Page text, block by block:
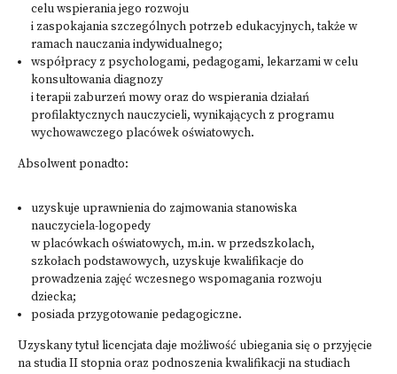
celu wspierania jego rozwoju
i zaspokajania szczególnych potrzeb edukacyjnych, także w
ramach nauczania indywidualnego;
współpracy z psychologami, pedagogami, lekarzami w celu
konsultowania diagnozy
i terapii zaburzeń mowy oraz do wspierania działań
profilaktycznych nauczycieli, wynikających z programu
wychowawczego placówek oświatowych.
Absolwent ponadto:
uzyskuje uprawnienia do zajmowania stanowiska
nauczyciela-logopedy
w placówkach oświatowych, m.in. w przedszkolach,
szkołach podstawowych, uzyskuje kwalifikacje do
prowadzenia zajęć wczesnego wspomagania rozwoju
dziecka;
posiada przygotowanie pedagogiczne.
Uzyskany tytuł licencjata daje możliwość ubiegania się o przyjęcie
na studia II stopnia oraz podnoszenia kwalifikacji na studiach